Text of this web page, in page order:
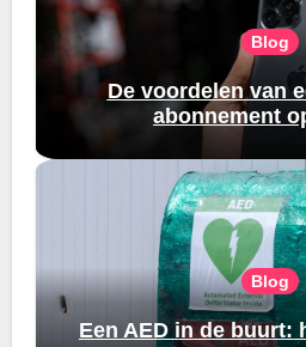
Blog
De voordelen van
abonnement
Blog
Een AED in de buurt: